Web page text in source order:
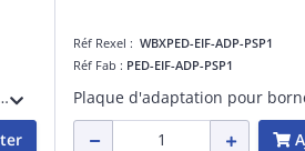
des transactions, idéal pour les parkings publics ou privés. Installation rapide et intégration directe.
Réf Rexel : WBXPED-EIF-ADP-PSP1
Réf Fab : PED-EIF-ADP-PSP1